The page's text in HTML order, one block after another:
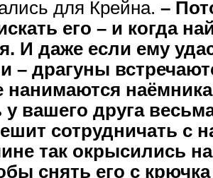
для Крейна. –
его – и когда
И даже если ему
– драгуны
нанимаются
вашего друга
сотрудничать с
так окрысились
снять его с